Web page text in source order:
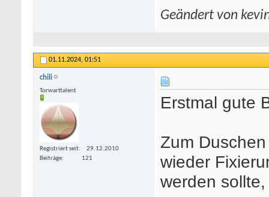
Geändert von
01.11.2024, 01:51
chili
Torwarttalent
Registriert seit
29.12.2010
Beiträge
121
Erstmal gute
Zum
wieder
werden